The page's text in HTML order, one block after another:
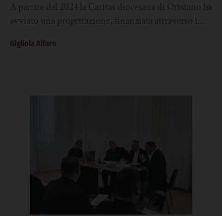
riparativa”
A partire dal 2024 la Caritas diocesana di Oristano ha
avviato una progettazione, finanziata attraverso i
circondariale...
Gigliola Alfaro